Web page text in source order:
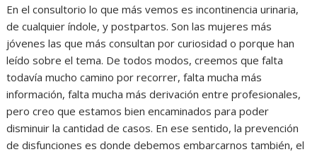
En el consultorio lo que más vemos es incontinencia urinaria,
de cualquier índole, y postpartos. Son las mujeres más
jóvenes las que más consultan por curiosidad o porque han
leído sobre el tema. De todos modos, creemos que falta
todavía mucho camino por recorrer, falta mucha más
información, falta mucha más derivación entre profesionales,
pero creo que estamos bien encaminados para poder
disminuir la cantidad de casos. En ese sentido, la prevención
de disfunciones es donde debemos embarcarnos también, el